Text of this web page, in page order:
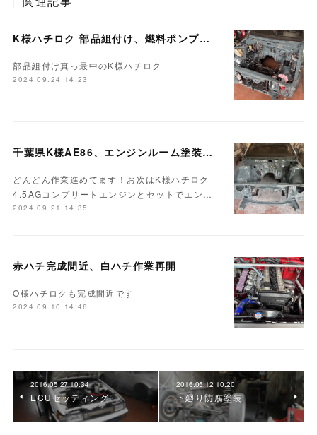
K様ハチロク 部品組付け、燃料ポンプ交換…
部品組付け真っ最中のK様ハチロク
2024.09.24 14:23
千葉県K様AE86、エンジンルーム塗装完成♪
どんどん作業進めてます！お次はK様ハチロク
4.5AGコンプリートエンジンとセットでエン…
2024.09.21 14:35
赤ハチ完成間近、白ハチ作業再開
O様ハチロクも完成間近です
2024.09.10 14:46
2016.05.27 10:34
ECUセッティング
2016.05.12 10:20
下廻り防腐塗装